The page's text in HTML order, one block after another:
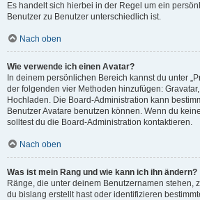
Es handelt sich hierbei in der Regel um ein
Benutzer zu Benutzer unterschiedlich ist.
Nach oben
Wie verwende ich einen Avatar?
In deinem persönlichen Bereich kannst du unter
der folgenden vier Methoden hinzufügen:
Hochladen. Die Board-Administration kann
Benutzer Avatare benutzen können. Wenn du
solltest du die Board-Administration kontaktieren.
Nach oben
Was ist mein Rang und wie kann ich ihn ändern?
Ränge, die unter deinem Benutzernamen stehen,
du bislang erstellt hast oder identifizieren